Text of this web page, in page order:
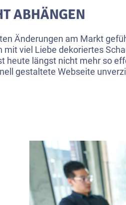
ABHÄNGEN
Änderungen am Markt
viel Liebe dekoriertes
heute längst nicht mehr so
gestaltete Webseite